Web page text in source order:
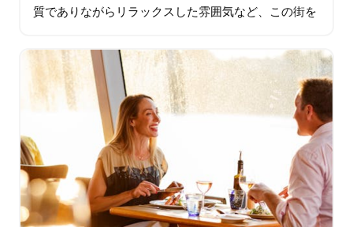
質でありながらリラックスした雰囲気など、この街を
す…